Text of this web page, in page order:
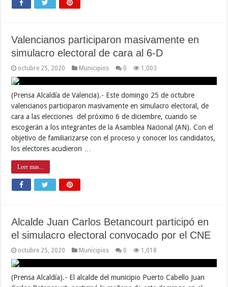
Valencianos participaron masivamente en
simulacro electoral de cara al 6-D
octubre 25, 2020 Municipios 0 1,003
(Prensa Alcaldía de Valencia).- Este domingo 25 de octubre
valencianos participaron masivamente en simulacro electoral, de
cara a las elecciones del próximo 6 de diciembre, cuando se
escogerán a los integrantes de la Asamblea Nacional (AN). Con el
objetivo de familiarizarse con el proceso y conocer los candidatos,
los electores acudieron …
Leer mas...
Alcalde Juan Carlos Betancourt participó en
el simulacro electoral convocado por el CNE
octubre 25, 2020 Municipios 0 1,018
(Prensa Alcaldía).- El alcalde del municipio Puerto Cabello Juan